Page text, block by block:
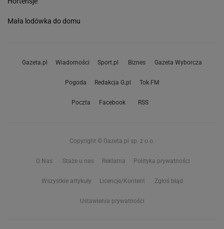
Mała lodówka do domu
Gazeta.pl Wiadomości Sport.pl Biznes Gazeta Wyborcza
Pogoda Redakcja G.pl Tok.FM
Poczta Facebook RSS
Copyright © Gazeta.pl sp. z o.o.
O Nas Staże u nas Reklama Polityka prywatności
Wszystkie artykuły Licencje/Kontent Zgłoś błąd
Ustawienia prywatności